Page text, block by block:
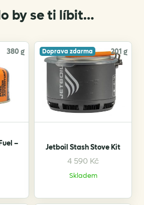
by se ti líbit…
380 g
–
Doprava zdarma 201 g
Jetboil Stash Stove Kit
4 590 Kč
Skladem